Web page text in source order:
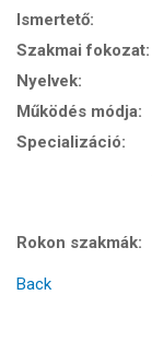
Ismertető:
Szakmai fokozat:
Nyelvek:
Működés módja:
Specializáció:
Rokon szakmák:
Back